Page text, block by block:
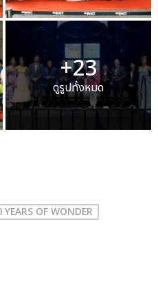
+23
ดูรูปทั้งหมด
OF WONDER